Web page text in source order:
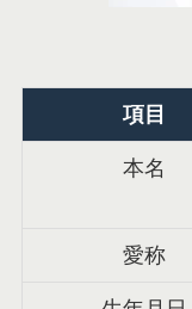
項目
本名
愛称